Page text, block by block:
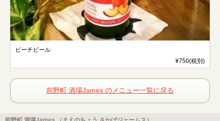
ピーチビール
¥750(税別)
前野町 酒場James のメニュー一覧に戻る